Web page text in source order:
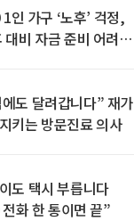
인 가구 ‘노후’ 걱정,
대비 자금 준비 어려
도 달려갑니다” 재가
키는 방문진료 의사
도 택시 부릅니다
화 한 통이면 끝”